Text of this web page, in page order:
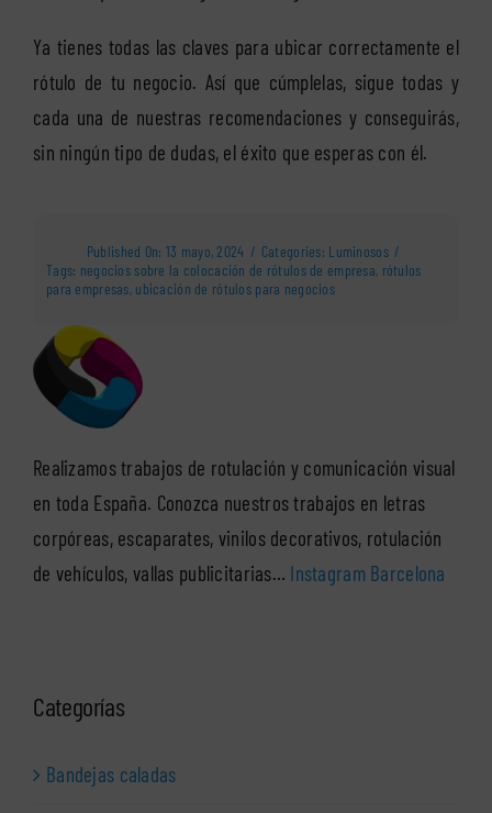
Ya tienes todas las claves para ubicar correctamente el
rótulo de tu negocio. Así que cúmplelas, sigue todas y
cada una de nuestras recomendaciones y conseguirás,
sin ningún tipo de dudas, el éxito que esperas con él.
Published On: 13 mayo, 2024 / Categories: Luminosos /
Tags: negocios sobre la colocación de rótulos de empresa, rótulos
para empresas, ubicación de rótulos para negocios
Realizamos trabajos de rotulación y comunicación visual
en toda España. Conozca nuestros trabajos en letras
corpóreas, escaparates, vinilos decorativos, rotulación
de vehículos, vallas publicitarias… Instagram Barcelona
Categorías
Bandejas caladas